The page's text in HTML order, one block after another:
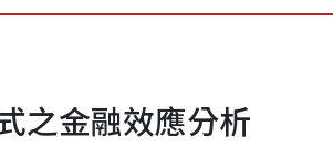
之金融效應分析